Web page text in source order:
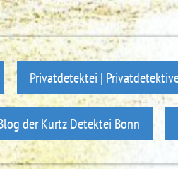
Privatdetektei |
der Kurtz Detektei Bonn